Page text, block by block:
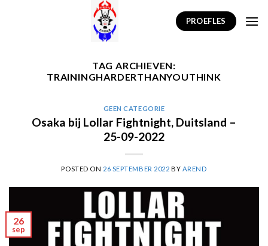
PROEFLES
TAG ARCHIEVEN:
TRAININGHARDERTHANYOUTHINK
GEEN CATEGORIE
Osaka bij Lollar Fightnight, Duitsland –
25-09-2022
POSTED ON 26 SEPTEMBER 2022 BY AREND
26
sep